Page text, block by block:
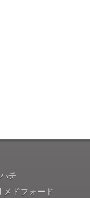
チ
メドフォード